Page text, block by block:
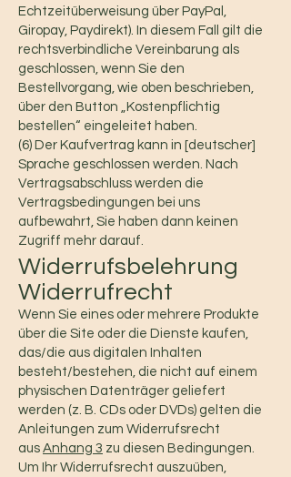
Echtzeitüberweisung über PayPal,
Giropay, Paydirekt). In diesem Fall gilt die
rechtsverbindliche Vereinbarung als
geschlossen, wenn Sie den
Bestellvorgang, wie oben beschrieben,
über den Button „Kostenpflichtig
bestellen“ eingeleitet haben.
(6) Der Kaufvertrag kann in [deutscher]
Sprache geschlossen werden. Nach
Vertragsabschluss werden die
Vertragsbedingungen bei uns
aufbewahrt, Sie haben dann keinen
Zugriff mehr darauf.
Widerrufsbelehrung
Widerrufrecht
Wenn Sie eines oder mehrere Produkte
über die Site oder die Dienste kaufen,
das/die aus digitalen Inhalten
besteht/bestehen, die nicht auf einem
physischen Datenträger geliefert
werden (z. B. CDs oder DVDs) gelten die
Anleitungen zum Widerrufsrecht
aus Anhang 3 zu diesen Bedingungen.
Um Ihr Widerrufsrecht auszuüben,